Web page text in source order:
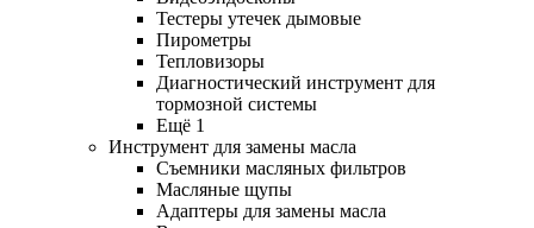
Тестеры утечек дымовые
Пирометры
Тепловизоры
Диагностический инструмент для
тормозной системы
Ещё 1
Инструмент для замены масла
Съемники масляных фильтров
Масляные щупы
Адаптеры для замены масла